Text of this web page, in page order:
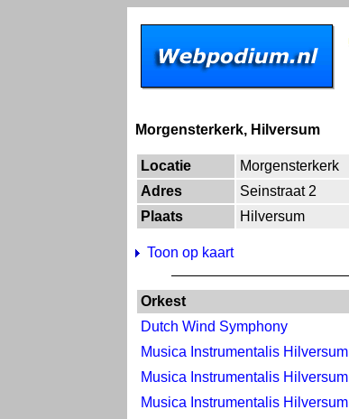
Morgensterkerk, Hilversum
Locatie
Morgensterkerk
Adres
Seinstraat 2
Plaats
Hilversum
Toon op kaart
Orkest
Dutch Wind Symphony
Musica Instrumentalis Hilversum
Musica Instrumentalis Hilversum
Musica Instrumentalis Hilversum